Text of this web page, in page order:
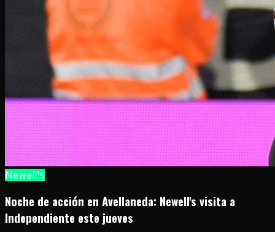
Newell's
Noche de acción en Avellaneda: Newell's visita a
Independiente este jueves